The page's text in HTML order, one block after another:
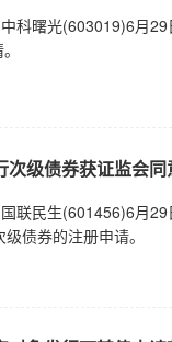
科曙光(603019)6月
次级债券获证监会
联民生(601456)6月
债券的注册申请。